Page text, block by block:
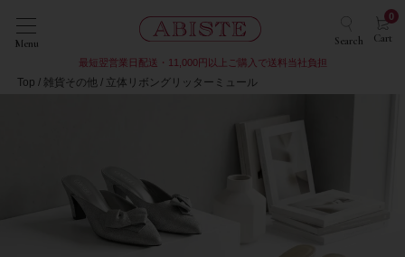
Menu Search Cart
0
最短翌営業日配送・11,000円以上ご購入で送料当社負担
Top 雑貨その他 立体リボングリッターミュール